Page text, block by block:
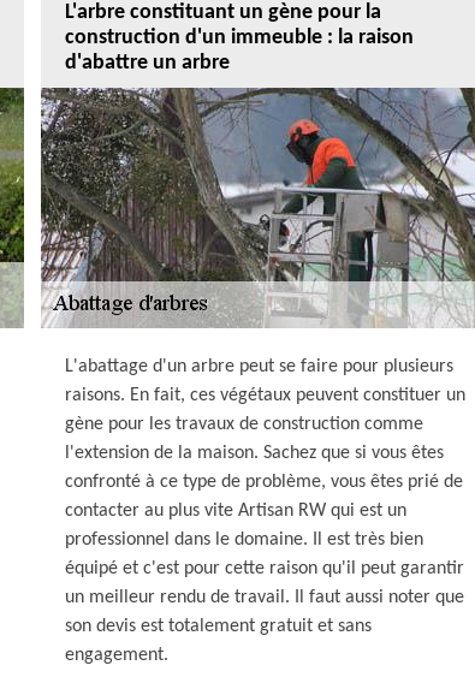
L'arbre constituant un gène pour la
construction d'un immeuble : la raison
d'abattre un arbre
L'abattage d'un arbre peut se faire pour plusieurs
raisons. En fait, ces végétaux peuvent constituer un
gène pour les travaux de construction comme
l'extension de la maison. Sachez que si vous êtes
confronté à ce type de problème, vous êtes prié de
contacter au plus vite Artisan RW qui est un
professionnel dans le domaine. Il est très bien
équipé et c'est pour cette raison qu'il peut garantir
un meilleur rendu de travail. Il faut aussi noter que
son devis est totalement gratuit et sans
engagement.